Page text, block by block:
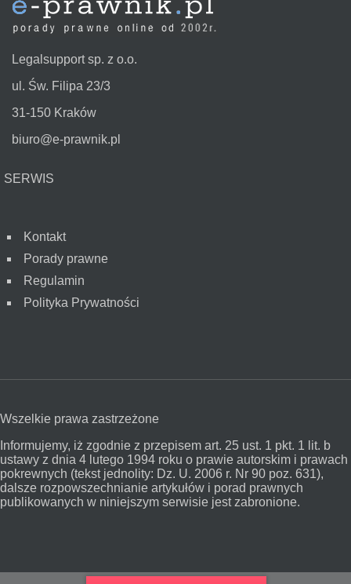
Legalsupport sp. z o.o.
ul. Św. Filipa 23/3
31-150 Kraków
biuro@e-prawnik.pl
SERWIS
Kontakt
Porady prawne
Regulamin
Polityka Prywatności
Wszelkie prawa zastrzeżone
Informujemy, iż zgodnie z przepisem art. 25 ust. 1 pkt. 1 lit. b
ustawy z dnia 4 lutego 1994 roku o prawie autorskim i prawach
pokrewnych (tekst jednolity: Dz. U. 2006 r. Nr 90 poz. 631),
dalsze rozpowszechnianie artykułów i porad prawnych
publikowanych w niniejszym serwisie jest zabronione.